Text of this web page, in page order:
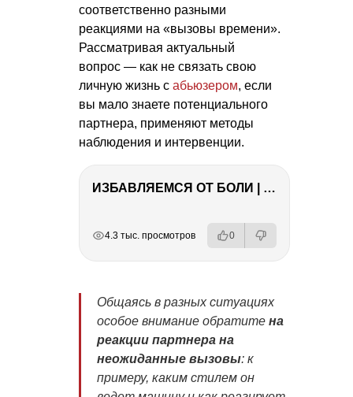
соответственно разными
реакциями на «вызовы времени».
Рассматривая актуальный
вопрос — как не связать свою
личную жизнь с абьюзером, если
вы мало знаете потенциального
партнера, применяют методы
наблюдения и интервенции.
ИЗБАВЛЯЕМСЯ ОТ БОЛИ | Важность режима и питания
4.3 тыс. просмотров 0
Общаясь в разных ситуациях
особое внимание обратите на
реакции партнера на
неожиданные вызовы: к
примеру, каким стилем он